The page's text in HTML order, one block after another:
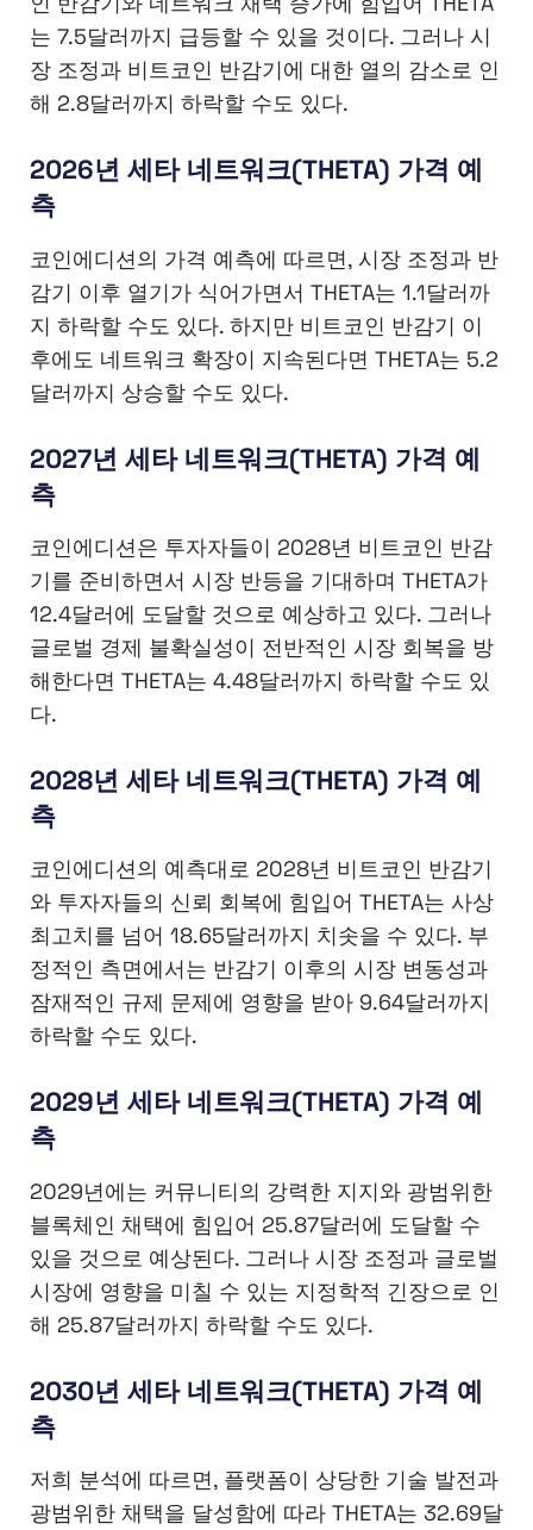
는 7.5달러까지 급등할 수 있을 것이다. 그러나 시
장 조정과 비트코인 반감기에 대한 열의 감소로 인
해 2.8달러까지 하락할 수도 있다.
2026년 세타 네트워크(THETA) 가격 예
측
코인에디션의 가격 예측에 따르면, 시장 조정과 반
감기 이후 열기가 식어가면서 THETA는 1.1달러까
지 하락할 수도 있다. 하지만 비트코인 반감기 이
후에도 네트워크 확장이 지속된다면 THETA는 5.2
달러까지 상승할 수도 있다.
2027년 세타 네트워크(THETA) 가격 예
측
코인에디션은 투자자들이 2028년 비트코인 반감
기를 준비하면서 시장 반등을 기대하며 THETA가
12.4달러에 도달할 것으로 예상하고 있다. 그러나
글로벌 경제 불확실성이 전반적인 시장 회복을 방
해한다면 THETA는 4.48달러까지 하락할 수도 있
다.
2028년 세타 네트워크(THETA) 가격 예
측
코인에디션의 예측대로 2028년 비트코인 반감기
와 투자자들의 신뢰 회복에 힘입어 THETA는 사상
최고치를 넘어 18.65달러까지 치솟을 수 있다. 부
정적인 측면에서는 반감기 이후의 시장 변동성과
잠재적인 규제 문제에 영향을 받아 9.64달러까지
하락할 수도 있다.
2029년 세타 네트워크(THETA) 가격 예
측
2029년에는 커뮤니티의 강력한 지지와 광범위한
블록체인 채택에 힘입어 25.87달러에 도달할 수
있을 것으로 예상된다. 그러나 시장 조정과 글로벌
시장에 영향을 미칠 수 있는 지정학적 긴장으로 인
해 25.87달러까지 하락할 수도 있다.
2030년 세타 네트워크(THETA) 가격 예
측
저희 분석에 따르면, 플랫폼이 상당한 기술 발전과
광범위한 채택을 달성함에 따라 THETA는 32.69달